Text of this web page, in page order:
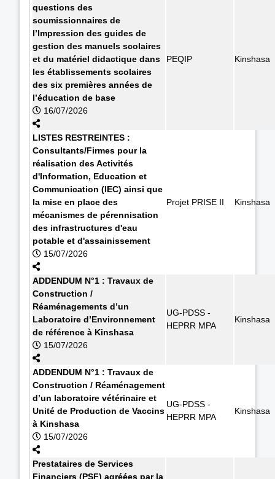
questions des
soumissionnaires de
l’Impression des guides de
gestion des manuels scolaires
et du matériel didactique dans
les établissements scolaires
des six premières années de
l’éducation de base
16/07/2026
PEQIP Kinshasa
LISTES RESTREINTES :
Consultants/Firmes pour la
réalisation des Activités
d'Information, Education et
Communication (IEC) ainsi que
la mise en place des
mécanismes de pérennisation
des infrastructures d'eau
potable et d'assainissement
15/07/2026
Projet PRISE II Kinshasa
ADDENDUM N°1 : Travaux de
Construction /
Réaménagements d’un
Laboratoire d’Environnement
de référence à Kinshasa
15/07/2026
UG-PDSS -
HEPRR MPA
Kinshasa
ADDENDUM N°1 : Travaux de
Construction / Réaménagement
d’un laboratoire vétérinaire et
Unité de Production de Vaccins
à Kinshasa
15/07/2026
UG-PDSS -
HEPRR MPA
Kinshasa
Prestataires de Services
Financiers (PSF) agréées par la